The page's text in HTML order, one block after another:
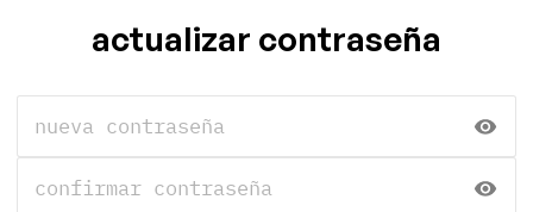
actualizar contraseña